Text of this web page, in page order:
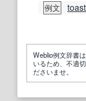
例文 toast
Weblio例文辞書
いるため、不適
ださいませ。